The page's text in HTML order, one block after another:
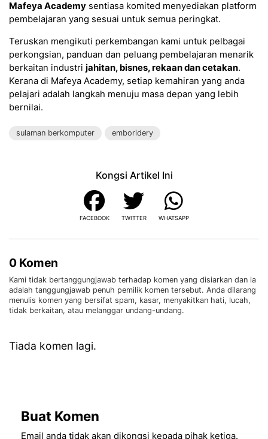
Mafeya Academy sentiasa komited menyediakan platform
pembelajaran yang sesuai untuk semua peringkat.
Teruskan mengikuti perkembangan kami untuk pelbagai
perkongsian, panduan dan peluang pembelajaran menarik
berkaitan industri jahitan, bisnes, rekaan dan cetakan.
Kerana di Mafeya Academy, setiap kemahiran yang anda
pelajari adalah langkah menuju masa depan yang lebih
bernilai.
sulaman berkomputer emboridery
Kongsi Artikel Ini
FACEBOOK TWITTER WHATSAPP
0 Komen
Kami tidak bertanggungjawab terhadap komen yang disiarkan dan ia
adalah tanggungjawab penuh pemilik komen tersebut. Anda dilarang
menulis komen yang bersifat spam, kasar, menyakitkan hati, lucah,
tidak berkaitan, atau melanggar undang-undang.
Tiada komen lagi.
Buat Komen
Email anda tidak akan dikongsi kepada pihak ketiga.